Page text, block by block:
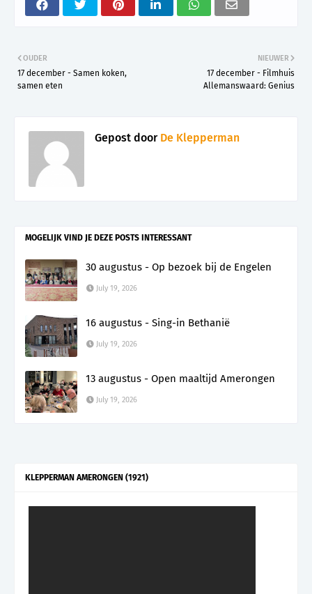
NIEUWER
17 december - Filmhuis
Allemanswaard: Genius
OUDER
17 december - Samen koken,
samen eten
Gepost doorDe Klepperman
MOGELIJK VIND JE DEZE POSTS INTERESSANT
30 augustus - Op bezoek bij de Engelen
July 19, 2026
16 augustus - Sing-in Bethanië
July 19, 2026
13 augustus - Open maaltijd Amerongen
July 19, 2026
KLEPPERMAN AMERONGEN (1921)